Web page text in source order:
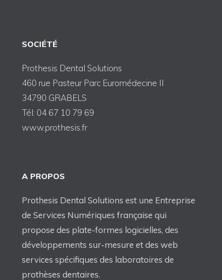
SOCIÉTÉ
Prothesis Dental Solutions
460 rue Pasteur Parc Euromédecine II
34790 GRABELS
Tél: 04 67 10 79 69
www.prothesis.fr
A PROPOS
Prothesis Dental Solutions est une Entreprise
de Services Numériques française qui
propose des plate-formes logicielles, des
développements sur-mesure et des web
services spécifiques des laboratoires de
prothèses dentaires.